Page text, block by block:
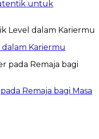
untuk
dalam Kariermu
Remaja bagi Masa